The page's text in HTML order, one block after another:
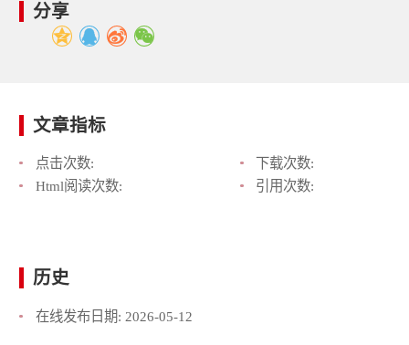
分享
文章指标
点击次数:
下载次数:
Html阅读次数:
引用次数:
历史
在线发布日期: 2026-05-12